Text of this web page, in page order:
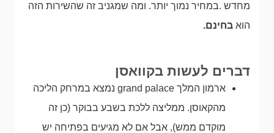
מחדש .במחיר נמוך יותר. ומה שמגניב זה שהשירות הזה
הוא בחינם.
דברים לעשות בקוואסן
ארמון המלך grand palace נמצא במרחק הליכה
מהקאוסן. ממליצה ללכת בשבע בבוקר (כן זה
מוקדם ממש), אבל אם לא מגיעים בפתיחה יש